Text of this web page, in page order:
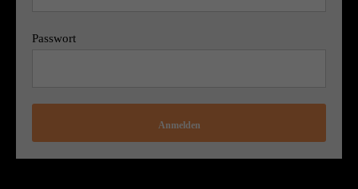
Passwort
Anmelden